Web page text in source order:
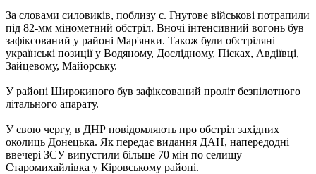
За словами силовиків, поблизу с. Гнутове військові потрапили
під 82-мм мінометний обстріл. Вночі інтенсивний вогонь був
зафіксований у районі Мар'янки. Також були обстріляні
українські позиції у Водяному, Дослідному, Пісках, Авдіївці,
Зайцевому, Майорську.
У районі Широкиного був зафіксований проліт безпілотного
літального апарату.
У свою чергу, в ДНР повідомляють про обстріл західних
околиць Донецька. Як передає видання ДАН, напередодні
ввечері ЗСУ випустили більше 70 мін по селищу
Старомихайлівка у Кіровському районі.